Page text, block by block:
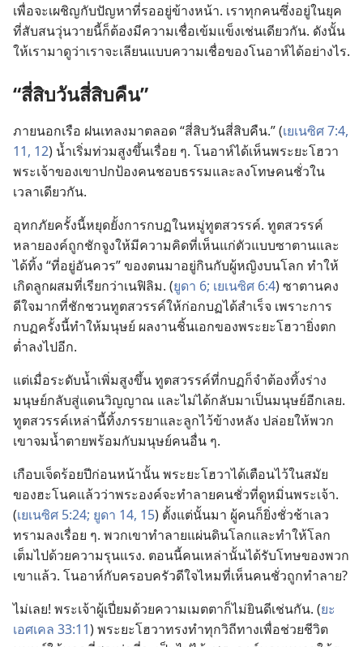
เพื่อ​จะ​เผชิญ​กับ​ปัญหา​ที่​รอ​อยู่​ข้าง​หน้า. เรา​ทุก​คน​ซึ่ง​อยู่​ใน​ยุค​
ที่​สับสน​วุ่นวาย​นี้​ก็​ต้อง​มี​ความ​เชื่อ​เข้มแข็ง​เช่น​เดียว​กัน. ดัง​นั้น
ให้​เรา​มา​ดู​ว่า​เรา​จะ​เลียน​แบบ​ความ​เชื่อ​ของ​โนอาห์​ได้​อย่าง​ไร.
“สี่​สิบ​วัน​สี่​สิบ​คืน”
ภาย​นอก​เรือ ฝน​เท​ลง​มา​ตลอด “สี่​สิบ​วัน​สี่​สิบ​คืน.” (เยเนซิศ 7:4,
11, 12) น้ำ​เริ่ม​ท่วม​สูง​ขึ้น​เรื่อย ๆ. โนอาห์​ได้​เห็น​พระ​ยะโฮวา​
พระเจ้า​ของ​เขา​ปก​ป้อง​คน​ชอบธรรม​และ​ลง​โทษ​คน​ชั่ว​ใน​
เวลา​เดียว​กัน.
อุทกภัย​ครั้ง​นี้​หยุด​ยั้ง​การ​กบฏ​ใน​หมู่​ทูตสวรรค์. ทูตสวรรค์​
หลาย​องค์​ถูก​ชักจูง​ให้​มี​ความ​คิด​ที่​เห็น​แก่​ตัว​แบบ​ซาตาน​และ​
ได้​ทิ้ง “ที่​อยู่​อัน​ควร” ของ​ตน​มา​อยู่​กิน​กับ​ผู้​หญิง​บน​โลก ทำ​ให้​
เกิด​ลูก​ผสม​ที่​เรียก​ว่า​เนฟิลิม. (ยูดา 6; เยเนซิศ 6:4) ซาตาน​คง​
ดีใจ​มาก​ที่​ชักชวน​ทูตสวรรค์​ให้​ก่อ​กบฏ​ได้​สำเร็จ เพราะ​การ​
กบฏ​ครั้ง​นี้​ทำ​ให้​มนุษย์ ผล​งาน​ชิ้น​เอก​ของ​พระ​ยะโฮวา​ยิ่ง​ตก​
ต่ำ​ลง​ไป​อีก.
แต่​เมื่อ​ระดับ​น้ำ​เพิ่ม​สูง​ขึ้น ทูตสวรรค์​ที่​กบฏ​ก็​จำ​ต้อง​ทิ้ง​ร่าง​
มนุษย์​กลับ​สู่​แดน​วิญญาณ และ​ไม่​ได้​กลับ​มา​เป็น​มนุษย์​อีก​เลย.
ทูตสวรรค์​เหล่า​นี้​ทิ้ง​ภรรยา​และ​ลูก​ไว้​ข้าง​หลัง ปล่อย​ให้​พวก​
เขา​จม​น้ำ​ตาย​พร้อม​กับ​มนุษย์​คน​อื่น ๆ.
เกือบ​เจ็ด​ร้อย​ปี​ก่อน​หน้า​นั้น พระ​ยะโฮวา​ได้​เตือน​ไว้​ใน​สมัย​
ของ​ฮะโนค​แล้ว​ว่า​พระองค์​จะ​ทำลาย​คน​ชั่ว​ที่​ดูหมิ่น​พระเจ้า.
(เยเนซิศ 5:24; ยูดา 14, 15) ตั้ง​แต่​นั้น​มา ผู้​คน​ก็​ยิ่ง​ชั่ว​ช้า​เลว​
ทราม​ลง​เรื่อย ๆ. พวก​เขา​ทำลาย​แผ่นดิน​โลก​และ​ทำ​ให้​โลก​
เต็ม​ไป​ด้วย​ความ​รุนแรง. ตอน​นี้​คน​เหล่า​นั้น​ได้​รับ​โทษ​ของ​พวก​
เขา​แล้ว. โนอาห์​กับ​ครอบครัว​ดีใจ​ไหม​ที่​เห็น​คน​ชั่ว​ถูก​ทำลาย?
ไม่​เลย! พระเจ้า​ผู้​เปี่ยม​ด้วย​ความ​เมตตา​ก็​ไม่​ยินดี​เช่น​กัน. (ยะ
เอศเคล 33:11) พระ​ยะโฮวา​ทรง​ทำ​ทุก​วิถี​ทาง​เพื่อ​ช่วย​ชีวิต​